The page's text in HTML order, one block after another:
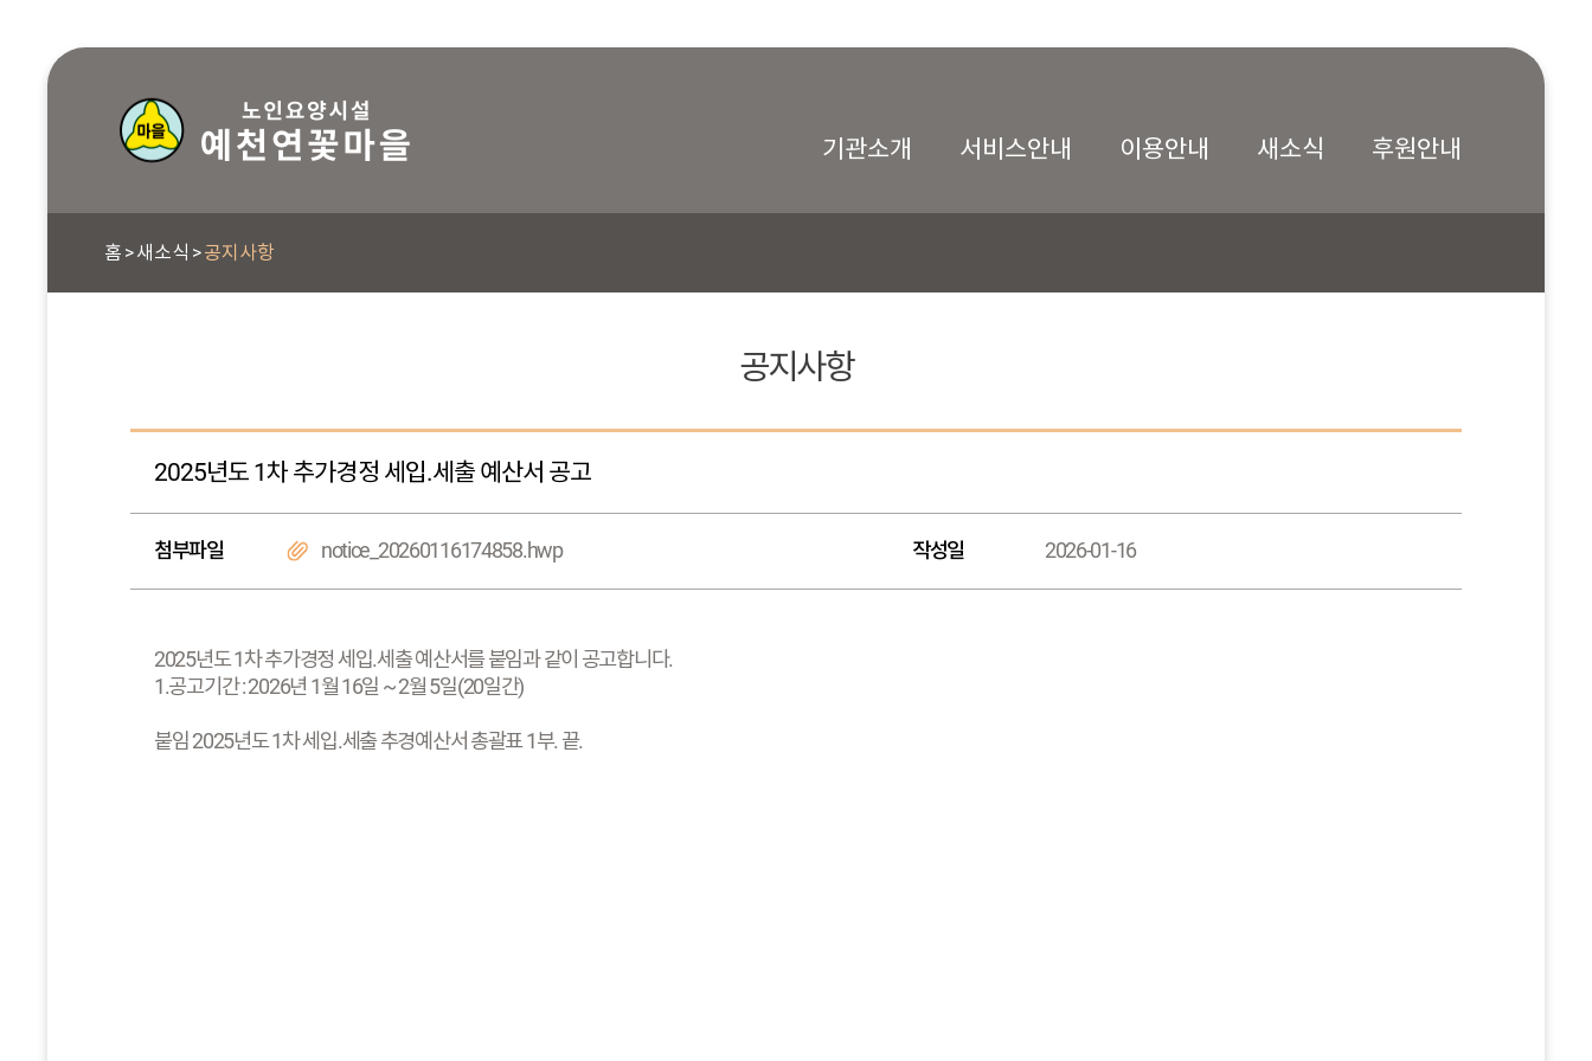
기관소개 서비스안내 이용안내 새소식 후원안내
홈 새소식 공지사항
공지사항
2025년도 1차 추가경정 세입.세출 예산서 공고
첨부파일 notice_20260116174858.hwp 작성일 2026-01-16
2025년도 1차 추가경정 세입.세출 예산서를 붙임과 같이 공고합니다.
1.공고기간 : 2026년 1월 16일 ~ 2월 5일(20일간)
붙임 2025년도 1차 세입.세출 추경예산서 총괄표 1부. 끝.